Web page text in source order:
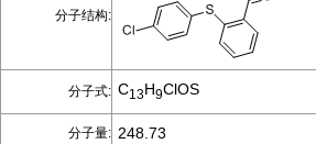
分子结构:
分子式: C13H9ClOS
分子量: 248.73